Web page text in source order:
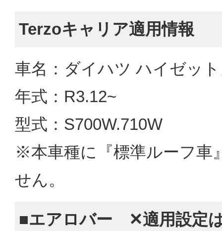
Terzoキャリア適用情報
車名：ダイハツ ハイゼッ
年式：R3.12~
型式：S700W.710W
※本車種に『標準ルーフ車
せん。
■エアロバー ✕適用設定